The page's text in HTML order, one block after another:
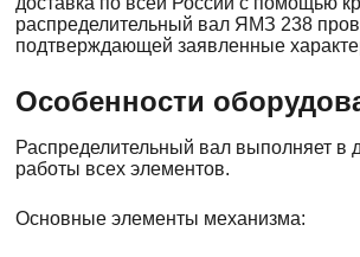
распределительный вал ЯМЗ 238
подтверждающей заявленные
Особенности
Распределительный вал выполняет в
работы всех элементов.
Основные элементы механизма: